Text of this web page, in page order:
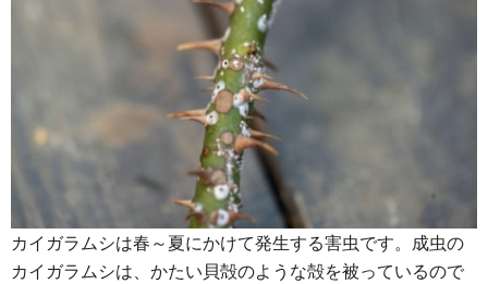
カイガラムシは春～夏にかけて発生する害虫です。成虫の
カイガラムシは、かたい貝殻のような殻を被っているので